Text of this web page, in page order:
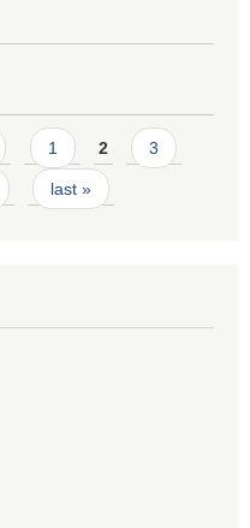
1 2 3
last »